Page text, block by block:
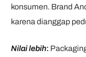
konsumen. Brand
karena dianggap
Nilai lebih: